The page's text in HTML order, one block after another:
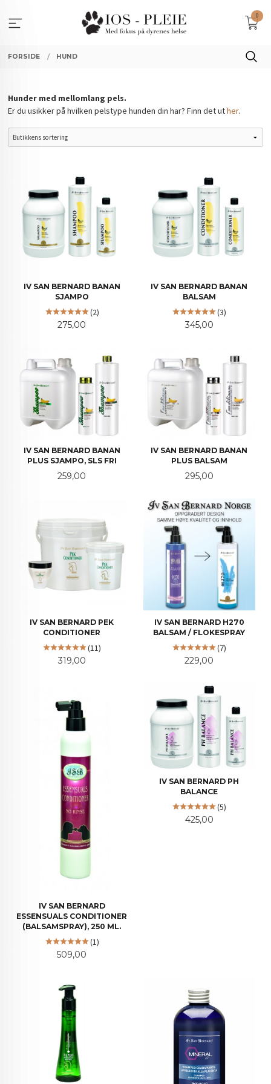
innholdet
0
FORSIDE HUND
Hunder med mellomlang pels.
Er du usikker på hvilken pelstype hunden din har? Finn det uther.
IV SAN BERNARD BANAN
SJAMPO
(2)
Pris
275,00
IV SAN BERNARD BANAN
BALSAM
(3)
Pris
345,00
IV SAN BERNARD BANAN
PLUS SJAMPO, SLS FRI
Pris
259,00
IV SAN BERNARD BANAN
PLUS BALSAM
Pris
295,00
IV SAN BERNARD PEK
CONDITIONER
(11)
Pris
319,00
IV SAN BERNARD H270
BALSAM / FLOKESPRAY
(7)
Pris
229,00
IV SAN BERNARD
ESSENSUALS CONDITIONER
(BALSAMSPRAY), 250 ML.
(1)
Pris
509,00
IV SAN BERNARD PH
BALANCE
(5)
Pris
425,00